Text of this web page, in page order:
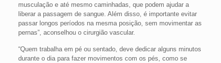
musculação e até mesmo caminhadas, que podem ajudar a
liberar a passagem de sangue. Além disso, é importante evitar
passar longos períodos na mesma posição, sem movimentar as
pernas”, aconselhou o cirurgião vascular.
“Quem trabalha em pé ou sentado, deve dedicar alguns minutos
durante o dia para fazer movimentos com os pés, como se